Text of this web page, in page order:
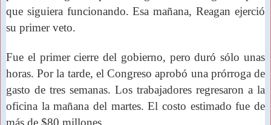
que siguiera funcionando. Esa mañana, Reagan ejerció
su primer veto.
Fue el primer cierre del gobierno, pero duró sólo unas
horas. Por la tarde, el Congreso aprobó una prórroga de
gasto de tres semanas. Los trabajadores regresaron a la
oficina la mañana del martes. El costo estimado fue de
más de $80 millones.